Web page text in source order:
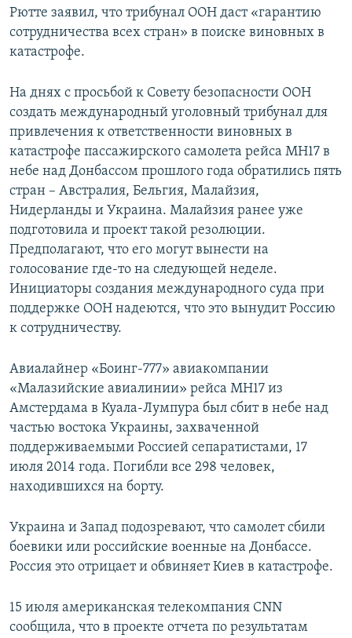
Рютте заявил, что трибунал ООН даст «гарантию
сотрудничества всех стран» в поиске виновных в
катастрофе.
На днях с просьбой к Совету безопасности ООН
создать международный уголовный трибунал для
привлечения к ответственности виновных в
катастрофе пассажирского самолета рейса МН17 в
небе над Донбассом прошлого года обратились пять
стран – Австралия, Бельгия, Малайзия,
Нидерланды и Украина. Малайзия ранее уже
подготовила и проект такой резолюции.
Предполагают, что его могут вынести на
голосование где-то на следующей неделе.
Инициаторы создания международного суда при
поддержке ООН надеются, что это вынудит Россию
к сотрудничеству.
Авиалайнер «Боинг-777» авиакомпании
«Малазийские авиалинии» рейса MH17 из
Амстердама в Куала-Лумпура был сбит в небе над
частью востока Украины, захваченной
поддерживаемыми Россией сепаратистами, 17
июля 2014 года. Погибли все 298 человек,
находившихся на борту.
Украина и Запад подозревают, что самолет сбили
боевики или российские военные на Донбассе.
Россия это отрицает и обвиняет Киев в катастрофе.
15 июля американская телекомпания CNN
сообщила, что в проекте отчета по результатам